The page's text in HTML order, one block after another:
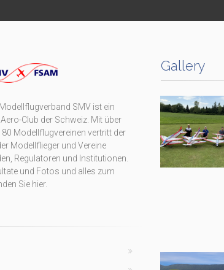
SMV ist ein
Club der Schweiz. Mit über
Modellflugvereinen vertritt der
Modellflieger und Vereine
Regulatoren und Institutionen.
und Fotos und alles zum
Sie hier.
Gallery